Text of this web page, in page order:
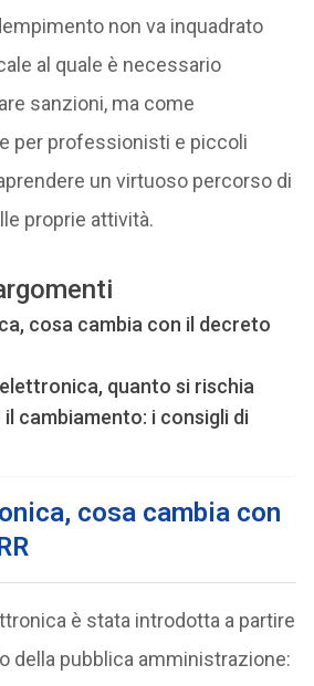
non va inquadrato
al quale è necessario
sanzioni, ma come
per professionisti e piccoli
un virtuoso percorso di
proprie attività.
cosa cambia con il decreto
quanto si rischia
cambiamento: i consigli di
cosa cambia con
è stata introdotta a partire
della pubblica amministrazione: